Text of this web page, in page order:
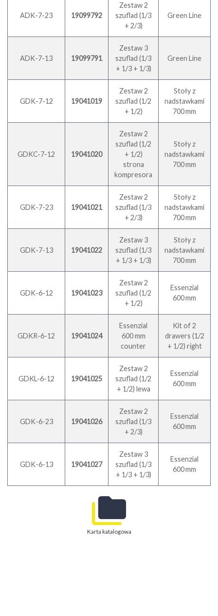
ADK-7-23 19099792
Zestaw 2
szuflad (1/3
+ 2/3)
Green Line
ADK-7-13 19099791
Zestaw 3
szuflad (1/3
+ 1/3 + 1/3)
Green Line
GDK-7-12 19041019
Zestaw 2
szuflad (1/2
+ 1/2)
Stoły z
nadstawkami
700 mm
GDKC-7-12 19041020
Zestaw 2
szuflad (1/2
+ 1/2)
strona
kompresora
Stoły z
nadstawkami
700 mm
GDK-7-23 19041021
Zestaw 2
szuflad (1/3
+ 2/3)
Stoły z
nadstawkami
700 mm
GDK-7-13 19041022
Zestaw 3
szuflad (1/3
+ 1/3 + 1/3)
Stoły z
nadstawkami
700 mm
GDK-6-12 19041023
Zestaw 2
szuflad (1/2
+ 1/2)
Essenzial
600 mm
GDKR-6-12 19041024
Essenzial
600 mm
counter
Kit of 2
drawers (1/2
+ 1/2) right
GDKL-6-12 19041025
Zestaw 2
szuflad (1/2
+ 1/2) lewa
Essenzial
600 mm
GDK-6-23 19041026
Zestaw 2
szuflad (1/3
+ 2/3)
Essenzial
600 mm
GDK-6-13 19041027
Zestaw 3
szuflad (1/3
+ 1/3 + 1/3)
Essenzial
600 mm
Karta katalogowa